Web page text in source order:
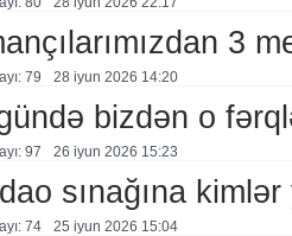
3
79 28 i̇yun 2026 14:20
bizdən o
97 26 i̇yun 2026 15:23
sınağına kimlər
74 25 i̇yun 2026 15:04